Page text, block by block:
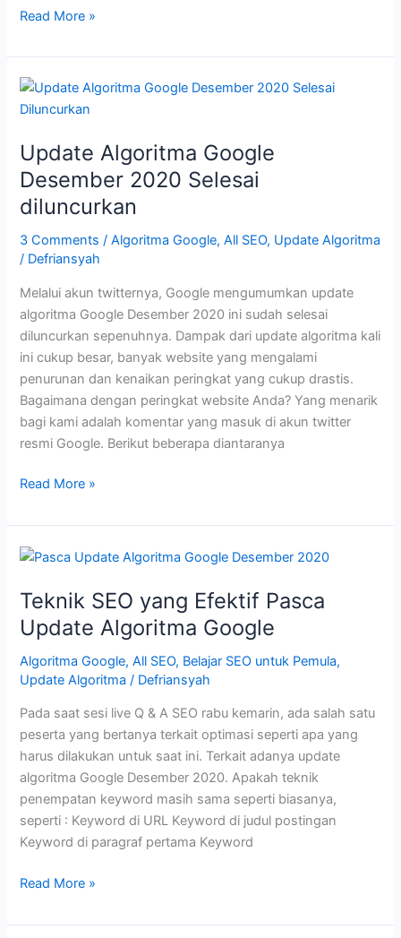
Update
Google
Juni
2021
Read More »
Update Algoritma Google
Desember 2020 Selesai
diluncurkan
3 Comments /Algoritma Google,All SEO, Update Algoritma
/ Defriansyah
Melalui akun twitternya, Google mengumumkan update
algoritma Google Desember 2020 ini sudah selesai
diluncurkan sepenuhnya. Dampak dari update algoritma kali
ini cukup besar, banyak website yang mengalami
penurunan dan kenaikan peringkat yang cukup drastis.
Bagaimana dengan peringkat website Anda? Yang menarik
bagi kami adalah komentar yang masuk di akun twitter
resmi Google. Berikut beberapa diantaranya
Update
Google
Desember
Selesai
diluncurkan
Read More »
Teknik SEO yang Efektif Pasca
Update Algoritma Google
Algoritma Google,All SEO, Belajar SEO untuk Pemula,
Update Algoritma / Defriansyah
Pada saat sesi live Q & A SEO rabu kemarin, ada salah satu
peserta yang bertanya terkait optimasi seperti apa yang
harus dilakukan untuk saat ini. Terkait adanya update
algoritma Google Desember 2020. Apakah teknik
penempatan keyword masih sama seperti biasanya,
seperti : Keyword di URL Keyword di judul postingan
Keyword di paragraf pertama Keyword
Teknik
yang
Read More »